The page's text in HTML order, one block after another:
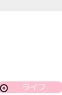
ライフ